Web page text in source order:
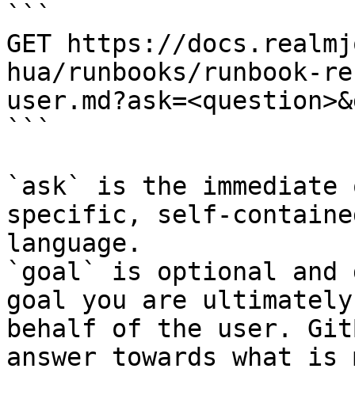
```
GET https://
hua/runbooks/runbook-
```
`ask` is the
specific, self-
language.
`goal` is optional and
goal you are
behalf of the user.
answer towards what